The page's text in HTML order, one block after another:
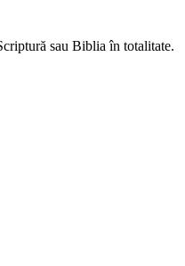
sau Biblia în totalitate.